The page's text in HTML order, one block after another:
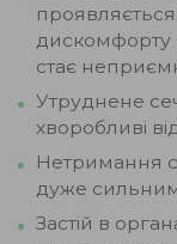
дискомфорту
стає
Утруднене
хворобливі
Нетримання
дуже сильними
Застій в